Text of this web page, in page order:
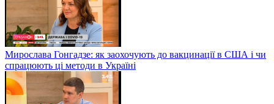
Мирослава Гонгадзе: як заохочують до вакцинації в США і чи
спрацюють ці методи в Україні